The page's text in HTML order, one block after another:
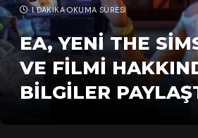
1 DAKIKA OKUMA SÜRESI
EA, YENI THE
VE FILMI
BILGILER